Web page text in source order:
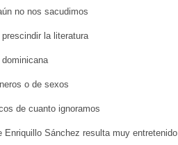
no nos sacudimos
prescindir la literatura
o de sexos
de cuanto ignoramos
Enriquillo Sánchez resulta muy entretenido